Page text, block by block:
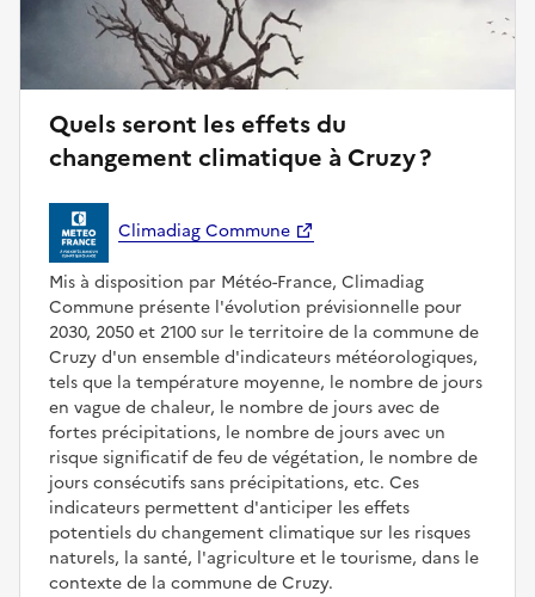
Quels seront les effets du
changement climatique à Cruzy ?
Climadiag Commune
Mis à disposition par Météo-France, Climadiag
Commune présente l'évolution prévisionnelle pour
2030, 2050 et 2100 sur le territoire de la commune de
Cruzy d'un ensemble d'indicateurs météorologiques,
tels que la température moyenne, le nombre de jours
en vague de chaleur, le nombre de jours avec de
fortes précipitations, le nombre de jours avec un
risque significatif de feu de végétation, le nombre de
jours consécutifs sans précipitations, etc. Ces
indicateurs permettent d'anticiper les effets
potentiels du changement climatique sur les risques
naturels, la santé, l'agriculture et le tourisme, dans le
contexte de la commune de Cruzy.